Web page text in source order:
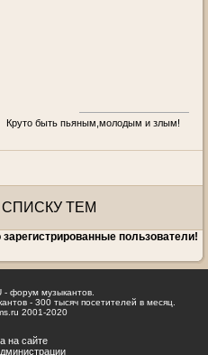
Круто быть пьяным,молодым и злым!
ТЕМ
пользователи!
- форум музыкантов.
- 300 тысяч посетителей в месяц.
2001-2020
на сайте